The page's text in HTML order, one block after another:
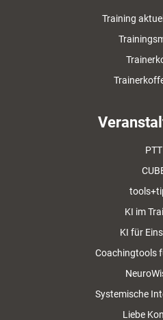
Training
PTT
KI im
KI für
Coachingtools
Systemische
Liebe